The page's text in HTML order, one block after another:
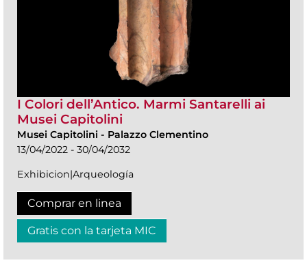
I Colori dell’Antico. Marmi Santarelli ai
Musei Capitolini
Musei Capitolini - Palazzo Clementino
13/04/2022 - 30/04/2032
Exhibicion|Arqueología
Comprar en linea
Gratis con la tarjeta MIC